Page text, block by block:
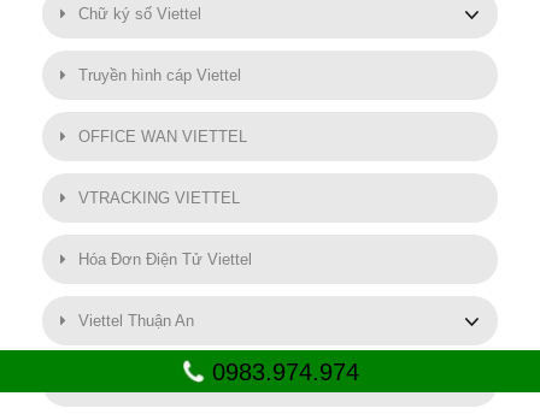
Chữ ký số Viettel
Truyền hình cáp Viettel
OFFICE WAN VIETTEL
VTRACKING VIETTEL
Hóa Đơn Điện Tử Viettel
Viettel Thuận An
SMART MOTOR VIETTEL0983.974.974